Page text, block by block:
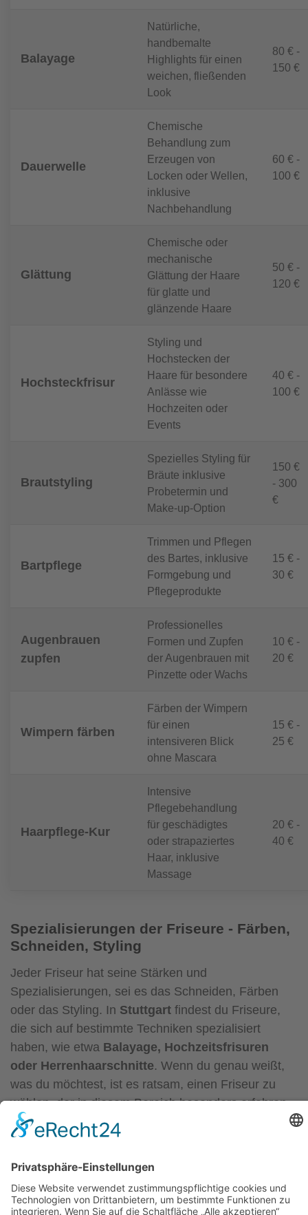
Balayage
Natürliche,
handbemalte
Highlights für einen
weichen, fließenden
Look
80 € -
150 €
Dauerwelle
Chemische
Behandlung zum
Erzeugen von
Locken oder Wellen,
inklusive
Nachbehandlung
60 € -
100 €
Glättung
Chemische oder
mechanische
Glättung der Haare
für glatte und
glänzende Haare
50 € -
120 €
Hochsteckfrisur
Styling und
Hochstecken der
Haare für besondere
Anlässe wie
Hochzeiten oder
Events
40 € -
100 €
Brautstyling
Spezielles Styling für
Bräute inklusive
Probetermin und
Make-up-Option
150 €
- 300
€
Bartpflege
Trimmen und Pflegen
des Bartes, inklusive
Formgebung und
Pflegeprodukte
15 € -
30 €
Augenbrauen
zupfen
Professionelles
Formen und Zupfen
der Augenbrauen mit
Pinzette oder Wachs
10 € -
20 €
Wimpern färben
Färben der Wimpern
für einen
intensiveren Blick
ohne Mascara
15 € -
25 €
Haarpflege-Kur
Intensive
Pflegebehandlung
für geschädigtes
oder strapaziertes
Haar, inklusive
Massage
20 € -
40 €
Spezialisierungen der Friseure - Färben,
Schneiden, Styling
Jeder Friseur hat seine Stärken und
Spezialisierungen, sei es das Schneiden, Färben
oder das Styling. In Stuttgart findest du Friseure,
die sich auf bestimmte Techniken spezialisiert
haben, wie etwa Balayage, Hochzeitsfrisuren
oder Herrenhaarschnitte. Wenn du genau weißt,
was du möchtest, ist es ratsam, einen Friseur zu
wählen, der in diesem Bereich besonders erfahren
ist. So kannst du sicher sein, dass das Ergebnis
perfekt wird und deine Erwartungen erfüllt.
Preis-Leistungs-Verhältnis - Qualität zu
fairen Preisen